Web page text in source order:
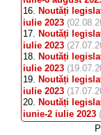
16. Noutăți
iulie 2023
17. Noutăți
iulie 2023
18. Noutăți
iulie 2023
19. Noutăți
iulie 2023
20. Noutăți
iunie-2 iulie 2023